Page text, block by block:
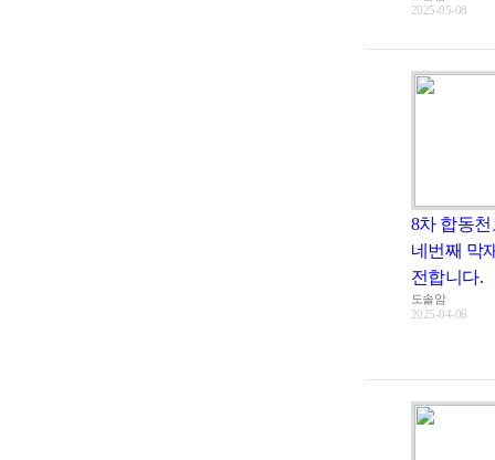
2025-05-08
8차 합동
네번째 막
전합니다.
도솔암
2025-04-06